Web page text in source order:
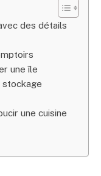
des détails
une île
stockage
une cuisine